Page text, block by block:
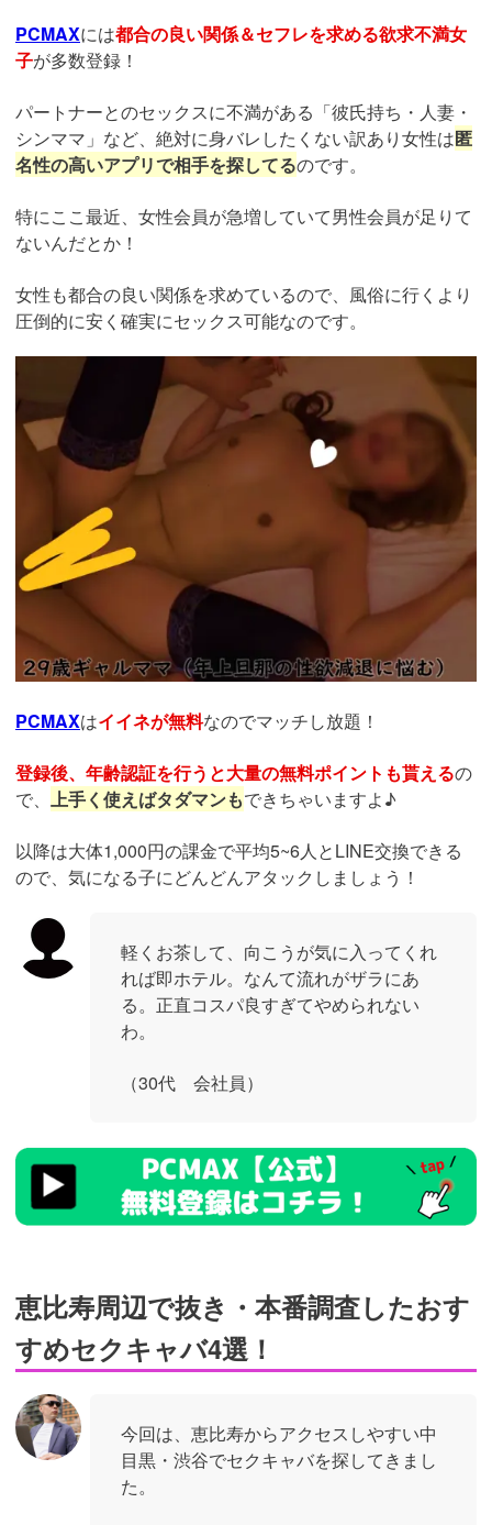
PCMAXには都合の良い関係＆セフレを求める欲求不満女
子が多数登録！
パートナーとのセックスに不満がある「彼氏持ち・人妻・
シンママ」など、絶対に身バレしたくない訳あり女性は匿
名性の高いアプリで相手を探してるのです。
特にここ最近、女性会員が急増していて男性会員が足りて
ないんだとか！
女性も都合の良い関係を求めているので、風俗に行くより
圧倒的に安く確実にセックス可能なのです。
https://pcmax.jp/lp/?
ad_id=rm327007
PCMAXはイイネが無料なのでマッチし放題！
登録後、年齢認証を行うと大量の無料ポイントも貰えるの
で、 上手く使えばタダマンもできちゃいますよ♪
以降は大体1,000円の課金で平均5~6人とLINE交換できる
ので、気になる子にどんどんアタックしましょう！
軽くお茶して、向こうが気に入ってくれ
れば即ホテル。なんて流れがザラにあ
る。正直コスパ良すぎてやめられない
わ。
（30代 会社員）
https://pcmax.jp/lp/?
ad_id=rm327007
恵比寿周辺で抜き・本番調査したおす
すめセクキャバ4選！
今回は、恵比寿からアクセスしやすい中
目黒・渋谷でセクキャバを探してきまし
た。